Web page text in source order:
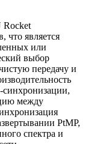
Rocket
что является
или
выбор
передачу и
синхронизации,
между
PtMP,
спектра и